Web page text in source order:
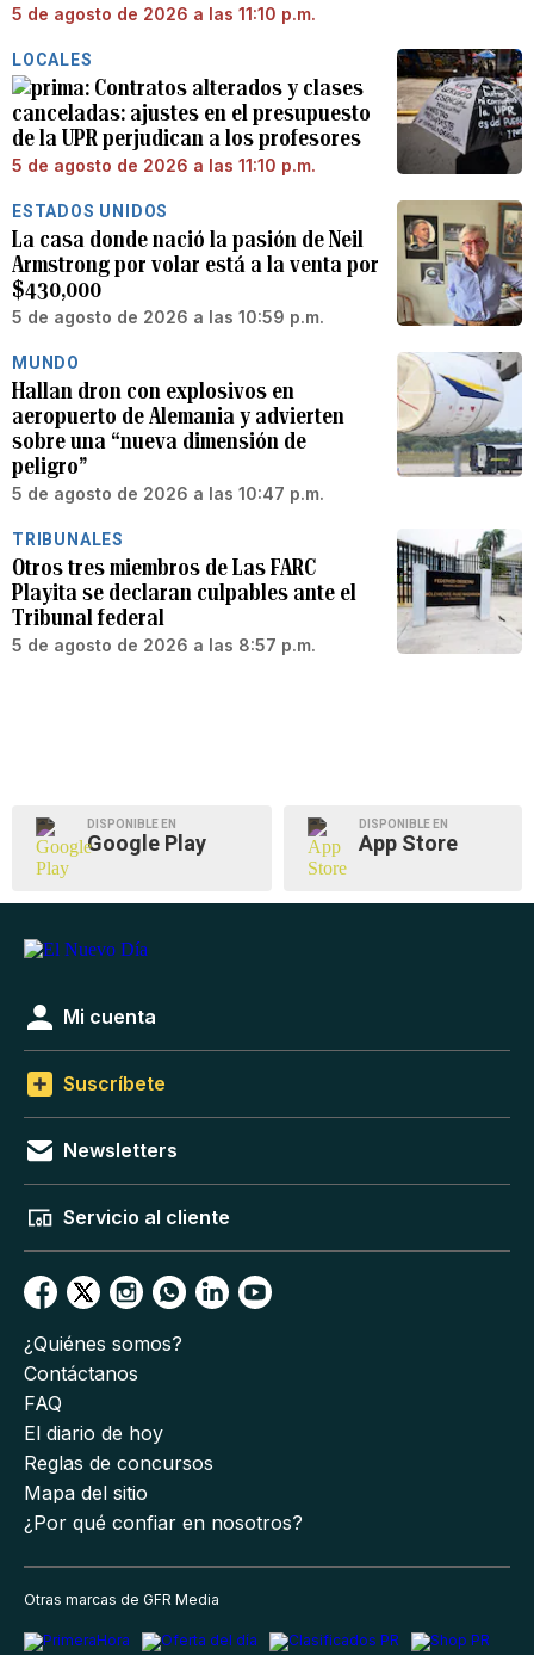
5 de agosto de 2026 a las 11:10 p.m.
LOCALES
Contratos alterados y clases
canceladas: ajustes en el presupuesto
de la UPR perjudican a los profesores
5 de agosto de 2026 a las 11:10 p.m.
ESTADOS UNIDOS
La casa donde nació la pasión de Neil
Armstrong por volar está a la venta por
$430,000
5 de agosto de 2026 a las 10:59 p.m.
MUNDO
Hallan dron con explosivos en
aeropuerto de Alemania y advierten
sobre una “nueva dimensión de
peligro”
5 de agosto de 2026 a las 10:47 p.m.
TRIBUNALES
Otros tres miembros de Las FARC
Playita se declaran culpables ante el
Tribunal federal
5 de agosto de 2026 a las 8:57 p.m.
DISPONIBLE EN
Google Play
DISPONIBLE EN
App Store
Mi cuenta
Suscríbete
Newsletters
Servicio al cliente
¿Quiénes somos?
Contáctanos
FAQ
El diario de hoy
Reglas de concursos
Mapa del sitio
¿Por qué confiar en nosotros?
Otras marcas de GFR Media